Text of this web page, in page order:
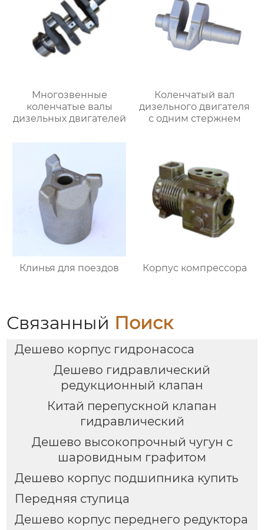
Многозвенные
коленчатые валы
дизельных двигателей
Коленчатый вал
дизельного двигателя
с одним стержнем
Клинья для поездов Корпус компрессора
Связанный Поиск
Дешево корпус гидронасоса
Дешево гидравлический
редукционный клапан
Китай перепускной клапан
гидравлический
Дешево высокопрочный чугун с
шаровидным графитом
Дешево корпус подшипника купить
Передняя ступица
Дешево корпус переднего редуктора